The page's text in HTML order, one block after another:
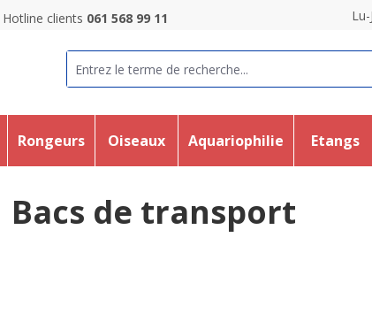
Hotline clients 061 568 99 11
Rongeurs Oiseaux Aquariophilie Etangs
Bacs de transport